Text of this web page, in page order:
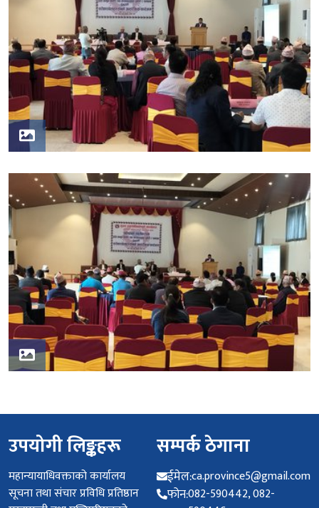
उपयोगी लिङ्कहरू
महान्यायाधिवक्ताको कार्यालय
सूचना तथा संचार प्रविधि प्रतिष्ठान
सम्पर्क ठेगाना
ईमेल:ca.province5@gmail.com
फोन:082-590442, 082-